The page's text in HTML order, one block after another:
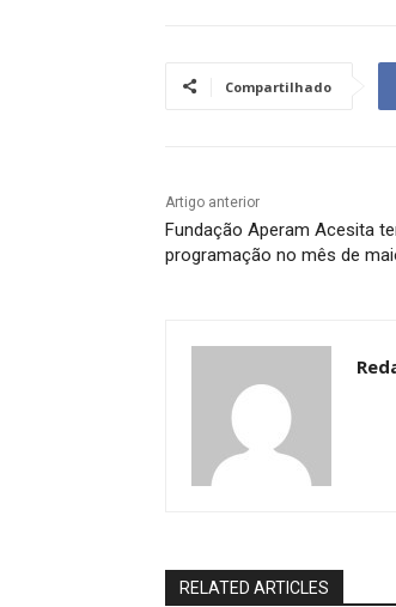
Compartilhado
Artigo anterior
Fundação Aperam Acesita
programação no mês de
RELATED ARTICLES